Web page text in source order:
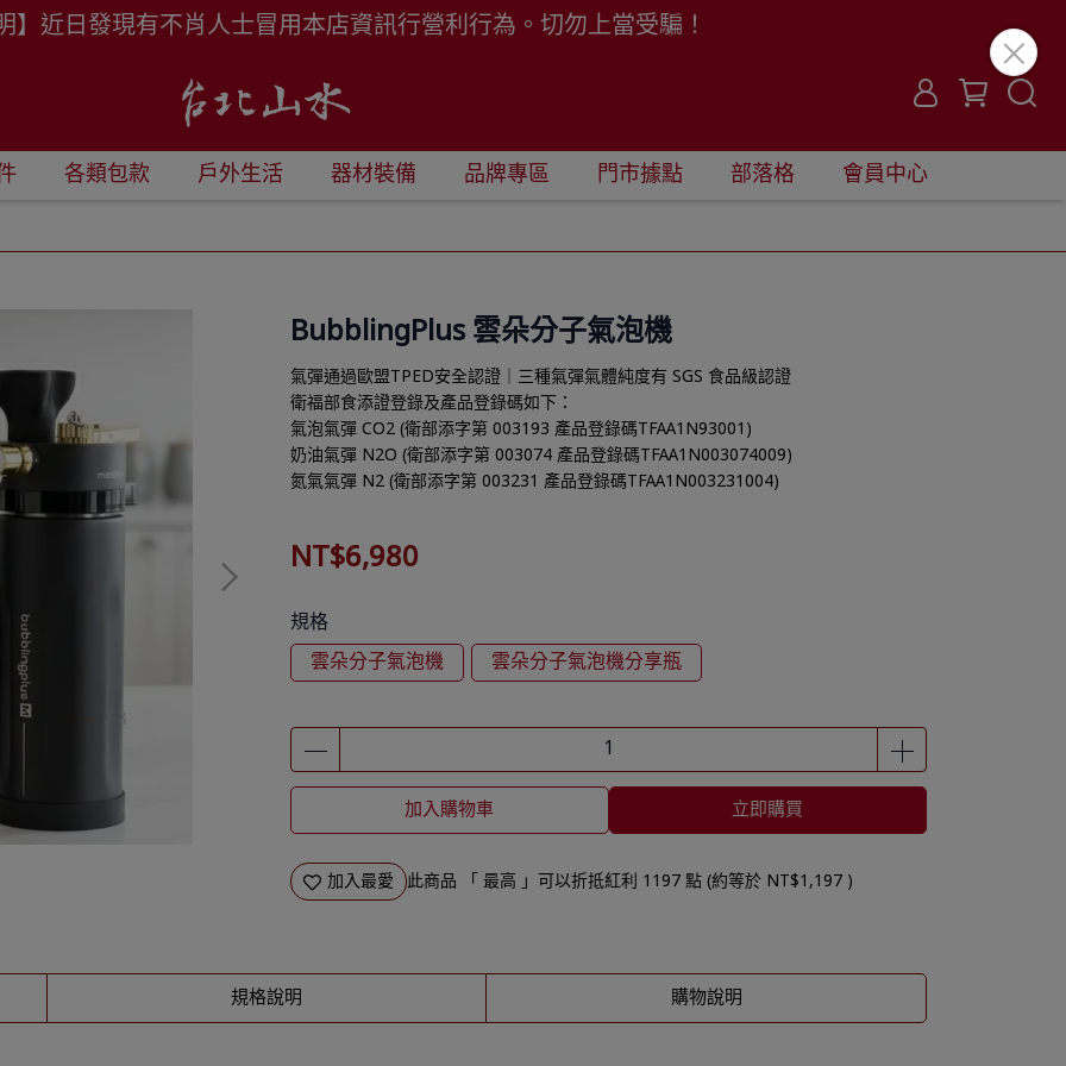
】近日發現有不肖人士冒用本店資訊行營利行為。切勿上當受騙！
各類包款 戶外生活 器材裝備 品牌專區 門市據點 部落格 會員中心
BubblingPlus 雲朵分子氣泡機
氣彈通過歐盟TPED安全認證｜三種氣彈氣體純度有 SGS 食品級認證
衛福部食添證登錄及產品登錄碼如下：
氣泡氣彈 CO2 (衛部添字第 003193 產品登錄碼TFAA1N93001)
奶油氣彈 N2O (衛部添字第 003074 產品登錄碼TFAA1N003074009)
氮氣氣彈 N2 (衛部添字第 003231 產品登錄碼TFAA1N003231004)
NT$6,980
規格
雲朵分子氣泡機
雲朵分子氣泡機分享瓶
加入購物車 立即購買
加入最愛 此商品 「 最高 」可以折抵紅利 1197 點 (約等於 NT$1,197 )
規格說明 購物說明